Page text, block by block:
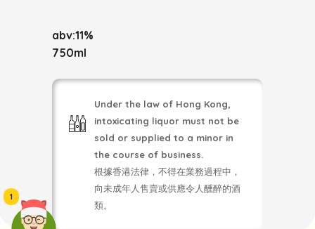
1
abv:11%
750ml
Under the law of Hong Kong,
intoxicating liquor must not be
sold or supplied to a minor in
the course of business.
根據香港法律，不得在業務過程中，
向未成年人售賣或供應令人醺醉的酒
類。